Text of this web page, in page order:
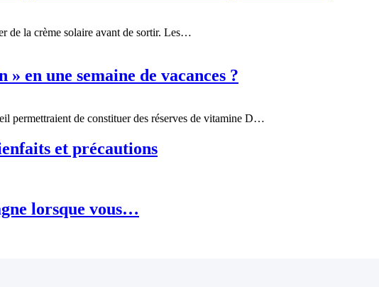
de la crème solaire avant de sortir. Les…
en une semaine de vacances ?
permettraient de constituer des réserves de vitamine D…
et précautions
lorsque vous…